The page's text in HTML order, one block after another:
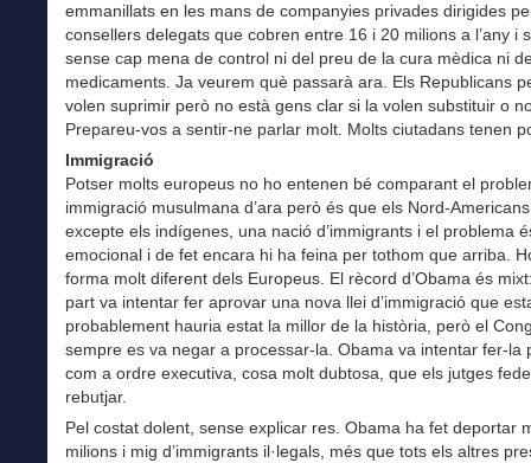
emmanillats en les mans de companyies privades dirigides
consellers delegats que cobren entre 16 i 20 milions a l’any i
sense cap mena de control ni del preu de la cura mèdica ni
medicaments. Ja veurem què passarà ara. Els Republicans
volen suprimir però no està gens clar si la volen substituir o
Prepareu-vos a sentir-ne parlar molt. Molts ciutadans tenen
Immigració
Potser molts europeus no ho entenen bé comparant el
immigració musulmana d’ara però és que els Nord-
excepte els indígenes, una nació d’immigrants i el problema
emocional i de fet encara hi ha feina per tothom que arriba.
forma molt diferent dels Europeus. El rècord d’Obama és
part va intentar fer aprovar una nova llei d’immigració que
probablement hauria estat la millor de la història, però el
sempre es va negar a processar-la. Obama va intentar fer-la
com a ordre executiva, cosa molt dubtosa, que els jutges
rebutjar.
Pel costat dolent, sense explicar res. Obama ha fet deportar
milions i mig d’immigrants il·legals, més que tots els altres